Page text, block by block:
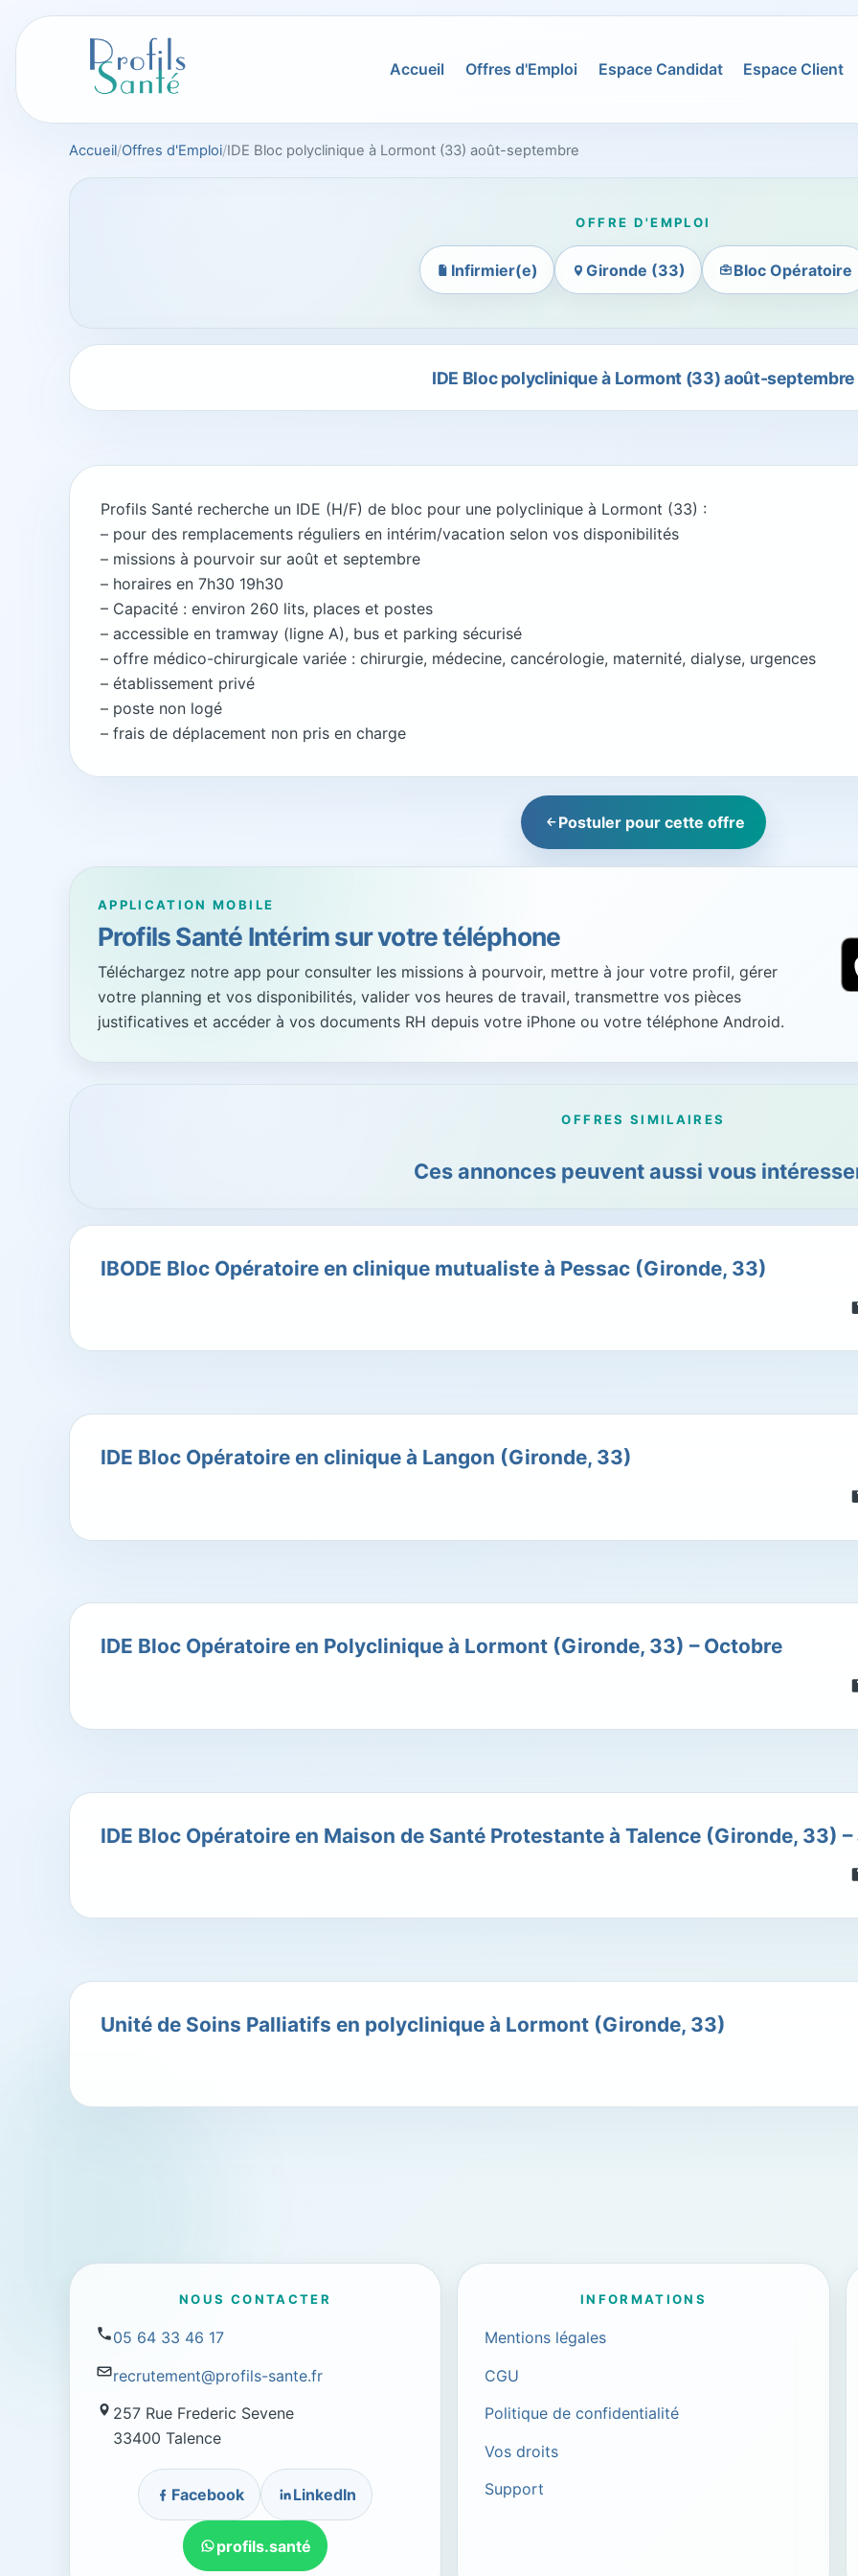
Accueil Offres d'Emploi Espace Candidat Espace Client
Accueil Offres d'Emploi IDE Bloc polyclinique à Lormont (33) août-septembre
OFFRE D'EMPLOI
Infirmier(e) Gironde (33) Bloc Opératoire
IDE Bloc polyclinique à Lormont (33) août-septembre
Profils Santé recherche un IDE (H/F) de bloc pour une polyclinique à Lormont (33) :
– pour des remplacements réguliers en intérim/vacation selon vos disponibilités
– missions à pourvoir sur août et septembre
– horaires en 7h30 19h30
– Capacité : environ 260 lits, places et postes
– accessible en tramway (ligne A), bus et parking sécurisé
– offre médico-chirurgicale variée : chirurgie, médecine, cancérologie, maternité, dialyse, urgences
– établissement privé
– poste non logé
– frais de déplacement non pris en charge
Postuler pour cette offre
APPLICATION MOBILE
Profils Santé Intérim sur votre téléphone
Téléchargez notre app pour consulter les missions à pourvoir, mettre à jour votre profil, gérer
votre planning et vos disponibilités, valider vos heures de travail, transmettre vos pièces
justificatives et accéder à vos documents RH depuis votre iPhone ou votre téléphone Android.
OFFRES SIMILAIRES
Ces annonces peuvent aussi vous
IBODE Bloc Opératoire en clinique mutualiste à Pessac (Gironde, 33)
IDE Bloc Opératoire en clinique à Langon (Gironde, 33)
IDE Bloc Opératoire en Polyclinique à Lormont (Gironde, 33) – Octobre
IDE Bloc Opératoire en Maison de Santé Protestante à Talence (Gironde, 33)
Unité de Soins Palliatifs en polyclinique à Lormont (Gironde, 33)
NOUS CONTACTER
05 64 33 46 17
recrutement@profils-sante.fr
257 Rue Frederic Sevene
33400 Talence
Facebook LinkedIn
profils.santé
INFORMATIONS
Mentions légales
CGU
Politique de confidentialité
Vos droits
Support